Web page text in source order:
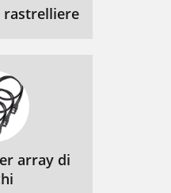
rastrelliere
array di